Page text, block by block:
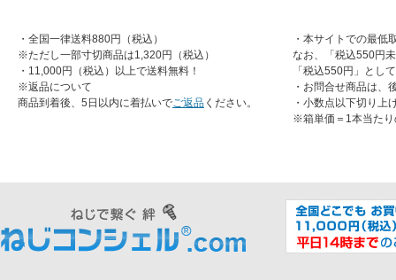
・全国一律送料880円（税込）
※ただし一部寸切商品は1,320円（税込）
・11,000円（税込）以上で送料無料！
※返品について
商品到着後、5日以内に着払いでご返品 ください。
・本サイトでの最低
なお、「税込550円
「税込550円」とし
・お問合せ商品は、
・小数点以下切り上
※箱単価＝1本当たり